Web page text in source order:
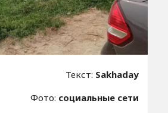
Текст: Sakhaday
Фото: социальные сети